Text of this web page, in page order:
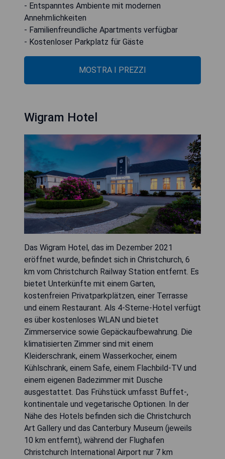
- Entspanntes Ambiente mit modernen
Annehmlichkeiten
- Familienfreundliche Apartments verfügbar
- Kostenloser Parkplatz für Gäste
MOSTRA I PREZZI
Wigram Hotel
Das Wigram Hotel, das im Dezember 2021
eröffnet wurde, befindet sich in Christchurch, 6
km vom Christchurch Railway Station entfernt. Es
bietet Unterkünfte mit einem Garten,
kostenfreien Privatparkplätzen, einer Terrasse
und einem Restaurant. Als 4-Sterne-Hotel verfügt
es über kostenloses WLAN und bietet
Zimmerservice sowie Gepäckaufbewahrung. Die
klimatisierten Zimmer sind mit einem
Kleiderschrank, einem Wasserkocher, einem
Kühlschrank, einem Safe, einem Flachbild-TV und
einem eigenen Badezimmer mit Dusche
ausgestattet. Das Frühstück umfasst Buffet-,
kontinentale und vegetarische Optionen. In der
Nähe des Hotels befinden sich die Christchurch
Art Gallery und das Canterbury Museum (jeweils
10 km entfernt), während der Flughafen
Christchurch International Airport nur 7 km